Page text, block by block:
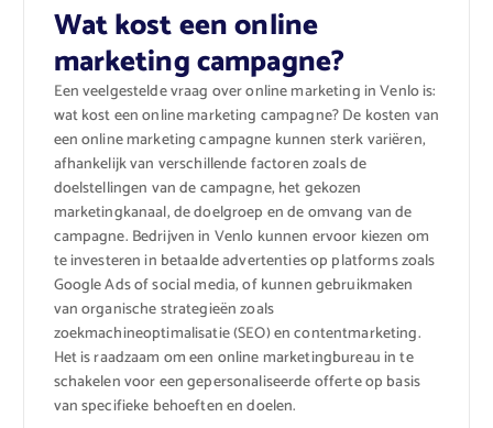
Wat kost een online
marketing campagne?
Een veelgestelde vraag over online marketing in Venlo is:
wat kost een online marketing campagne? De kosten van
een online marketing campagne kunnen sterk variëren,
afhankelijk van verschillende factoren zoals de
doelstellingen van de campagne, het gekozen
marketingkanaal, de doelgroep en de omvang van de
campagne. Bedrijven in Venlo kunnen ervoor kiezen om
te investeren in betaalde advertenties op platforms zoals
Google Ads of social media, of kunnen gebruikmaken
van organische strategieën zoals
zoekmachineoptimalisatie (SEO) en contentmarketing.
Het is raadzaam om een online marketingbureau in te
schakelen voor een gepersonaliseerde offerte op basis
van specifieke behoeften en doelen.